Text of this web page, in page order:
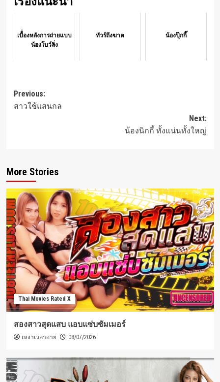
เบื้่องหลังการถ่ายแบบ
น้องโบว์ลิ่ง
ทัวร์ถึงฆาต น้องปุ๊กกี๊
Post
navigation
Previous:
สาวใช้แสนกล
Next:
น้องนิกกี้ ทั้งแน่นทั้งใหญ่
More Stories
Thai Movies Rated X
สองสาวสุดแสบ แอบแซ่บซัมเมอร์
เหงาเวลาอาย 08/07/2026